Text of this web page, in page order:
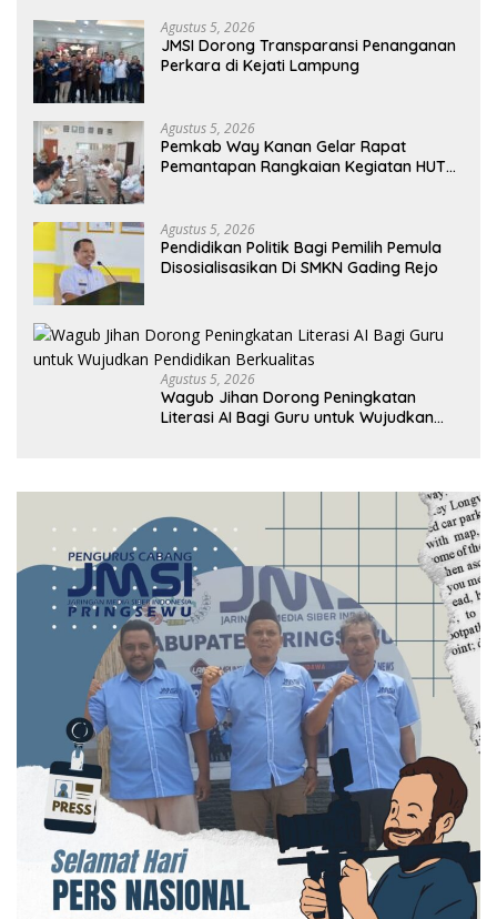
Agustus 5, 2026
JMSI Dorong Transparansi Penanganan
Perkara di Kejati Lampung
Agustus 5, 2026
Pemkab Way Kanan Gelar Rapat
Pemantapan Rangkaian Kegiatan HUT
Agustus 5, 2026
Pendidikan Politik Bagi Pemilih Pemula
Disosialisasikan Di SMKN Gading Rejo
Agustus 5, 2026
Wagub Jihan Dorong Peningkatan
Literasi AI Bagi Guru untuk Wujudkan